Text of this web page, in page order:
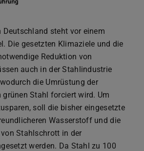
Deutschland steht vor einem
Die gesetzten Klimaziele und die
Reduktion von
auch in der Stahlindustrie
die Umrüstung der
Stahl forciert wird. Um
soll die bisher eingesetzte
Wasserstoff und die
Stahlschrott in der
werden. Da Stahl zu 100